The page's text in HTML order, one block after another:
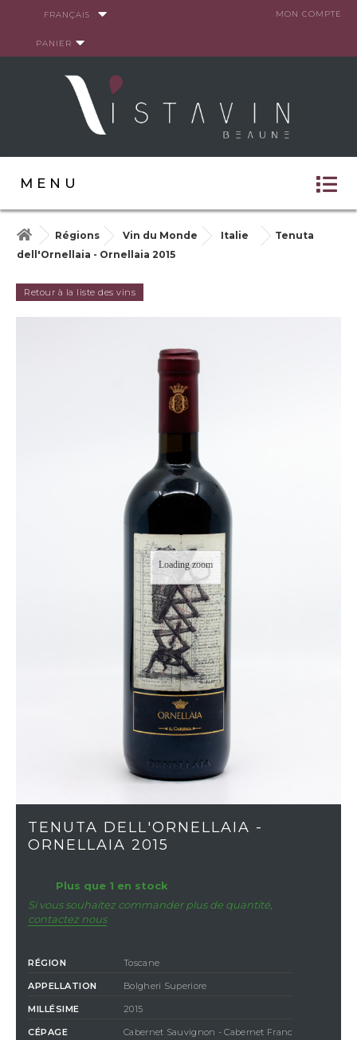
MON COMPTE
FRANÇAIS
PANIER
MENU
Régions Vin du Monde Italie
Tenuta
dell'Ornellaia - Ornellaia 2015
Retour à la liste des vins
Loading zoom
TENUTA DELL'ORNELLAIA -
ORNELLAIA 2015
Plus que 1 en stock
Si vous souhaitez commander plus de quantité,
contactez nous
RÉGION Toscane
APPELLATION Bolgheri Superiore
MILLÉSIME 2015
CÉPAGE
Cabernet Sauvignon - Cabernet Franc